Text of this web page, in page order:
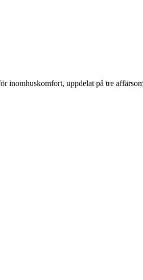
uppdelat på tre